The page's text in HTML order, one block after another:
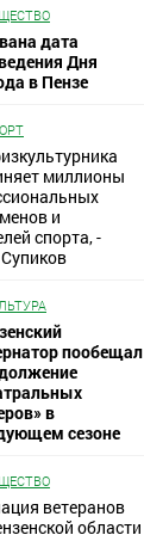
дата
Дня
в Пензе
миллионы
и
спорта, -
пообещал
в
сезоне
ветеранов
области